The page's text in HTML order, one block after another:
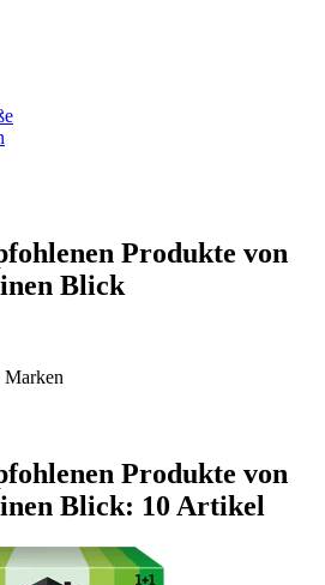
Produkte von
Blick
Marken
Produkte von
Blick: 10 Artikel